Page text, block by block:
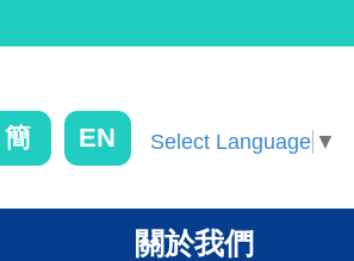
簡 EN Select Language ▼
關於我們